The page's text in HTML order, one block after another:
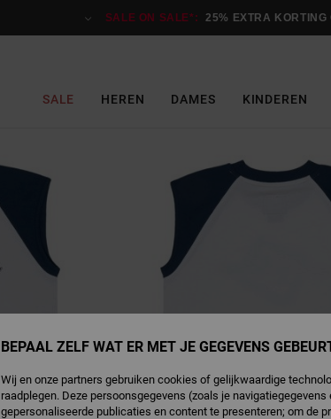
SALE ON SALE*: 25% EXTRA
SALE HEREN DAMES KINDEREN
BEPAAL ZELF WAT ER MET JE GEGEVENS
Wij en onze partners gebruiken cookies of gelijkwaardige
raadplegen. Deze persoonsgegevens (zoals je
gepersonaliseerde publicaties en content te presenteren; om de